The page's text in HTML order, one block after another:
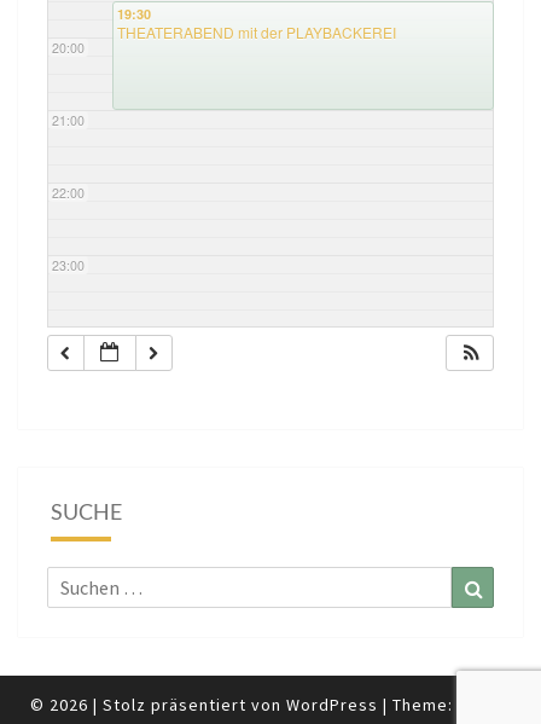
20:00
21:00
22:00
23:00
19:30
THEATERABEND mit der PLAYBACKEREI
SUCHE
Suchen
nach:
© 2026 | Stolz präsentiert von WordPress | Theme: